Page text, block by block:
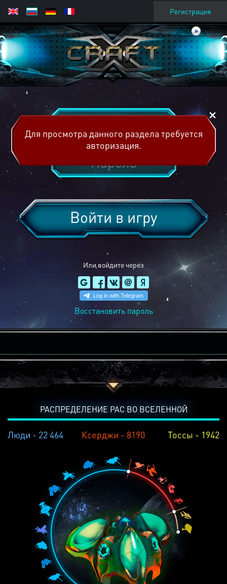
Регистрация
Или войдите через
Войти в игру
Восстановить пароль
Для просмотра данного раздела требуется
авторизация.
РАСПРЕДЕЛЕНИЕ РАС ВО ВСЕЛЕННОЙ
Люди - 22 464 Ксерджи - 8190 Тоссы - 1942